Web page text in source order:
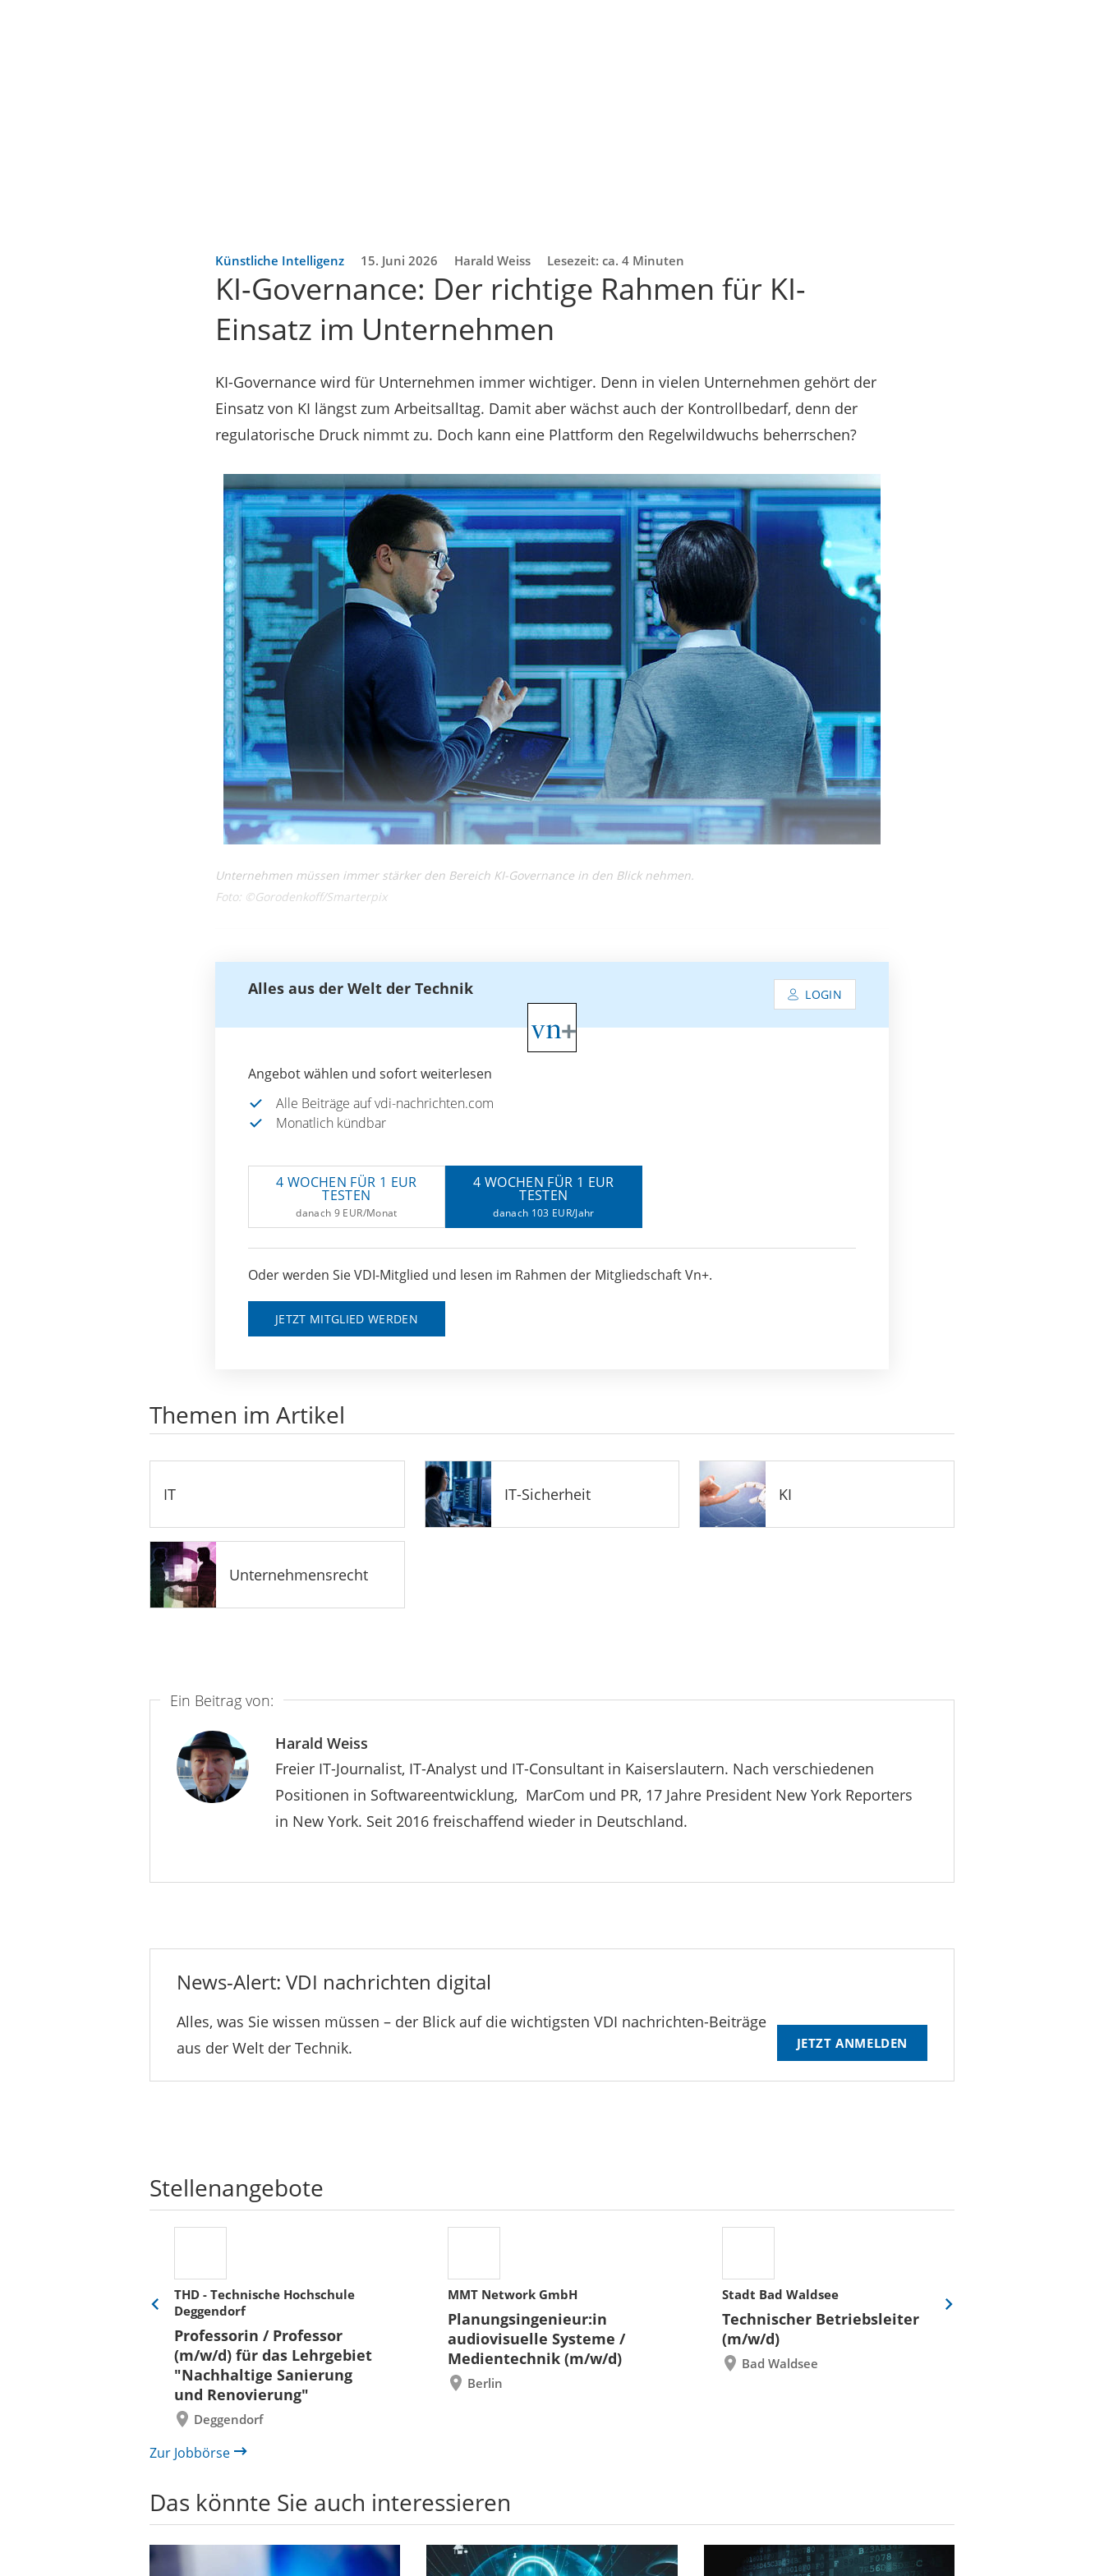
Künstliche Intelligenz 15. Juni 2026 Harald Weiss Lesezeit: ca. 4 Minuten
KI-Governance: Der richtige Rahmen für KI-
Einsatz im Unternehmen
KI-Governance wird für Unternehmen immer wichtiger. Denn in vielen Unternehmen gehört der
Einsatz von KI längst zum Arbeitsalltag. Damit aber wächst auch der Kontrollbedarf, denn der
regulatorische Druck nimmt zu. Doch kann eine Plattform den Regelwildwuchs beherrschen?
Unternehmen müssen immer stärker den Bereich KI-Governance in den Blick nehmen.
Foto: ©Gorodenkoff/Smarterpix
Alles aus der Welt der Technik LOGIN
Angebot wählen und sofort weiterlesen
Alle Beiträge auf vdi-nachrichten.com
Monatlich kündbar
4 WOCHEN FÜR 1 EUR
TESTEN
danach 9 EUR/Monat
4 WOCHEN FÜR 1 EUR
TESTEN
danach 103 EUR/Jahr
Oder werden Sie VDI-Mitglied und lesen im Rahmen der Mitgliedschaft Vn+.
JETZT MITGLIED WERDEN
Themen im Artikel
IT IT-Sicherheit KI
Unternehmensrecht
Ein Beitrag von:
Harald Weiss
Freier IT-Journalist, IT-Analyst und IT-Consultant in Kaiserslautern. Nach verschiedenen
Positionen in Softwareentwicklung, MarCom und PR, 17 Jahre President New York Reporters
in New York. Seit 2016 freischaffend wieder in Deutschland.
News-Alert: VDI nachrichten digital
Alles, was Sie wissen müssen – der Blick auf die wichtigsten VDI nachrichten-Beiträge
aus der Welt der Technik.
JETZT ANMELDEN
Stellenangebote
THD - Technische Hochschule
Deggendorf
Professorin / Professor
(m/w/d) für das Lehrgebiet
"Nachhaltige Sanierung
und Renovierung"
Deggendorf
MMT Network GmbH
Planungsingenieur:in
audiovisuelle Systeme /
Medientechnik (m/w/d)
Berlin
Stadt Bad Waldsee
Technischer Betriebsleiter
(m/w/d)
Bad Waldsee
Eine
zurück
Eine
Zur Jobbörse
Das könnte Sie auch interessieren